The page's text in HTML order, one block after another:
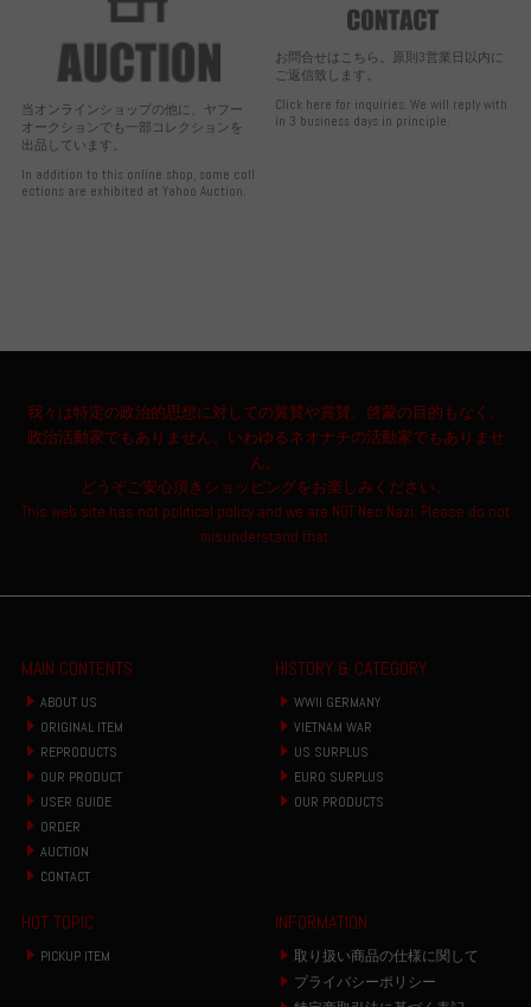
当オンラインショップの他に、ヤフー
オークションでも一部コレクションを
出品しています。
In addition to this online shop, some coll
ections are exhibited at Yahoo Auction.
お問合せはこちら。原則3営業日以内に
ご返信致します。
Click here for inquiries. We will reply with
in 3 business days in principle.
我々は特定の政治的思想に対しての翼賛や賞賛、啓蒙の目的もなく、
政治活動家でもありません。いわゆるネオナチの活動家でもありませ
ん。
どうぞご安心頂きショッピングをお楽しみください。
This web site has not political policy and we are NOT Neo Nazi. Please do not
misunderstand that.
MAIN CONTENTS
ABOUT US
ORIGINAL ITEM
REPRODUCTS
OUR PRODUCT
USER GUIDE
ORDER
AUCTION
CONTACT
HISTORY & CATEGORY
WWII GERMANY
VIETNAM WAR
US SURPLUS
EURO SURPLUS
OUR PRODUCTS
HOT TOPIC
PICKUP ITEM
INFORMATION
取り扱い商品の仕様に関して
プライバシーポリシー